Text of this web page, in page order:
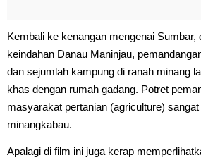
Kembali ke kenangan mengenai Sumbar,
keindahan Danau Maninjau,
dan sejumlah kampung di ranah minang
khas dengan rumah gadang. Potret
masyarakat pertanian (agriculture)
minangkabau.
Apalagi di film ini juga kerap